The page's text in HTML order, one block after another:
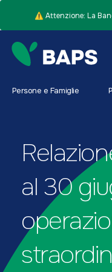
⚠️ Attenzione: La
Persone e Famiglie
al 30